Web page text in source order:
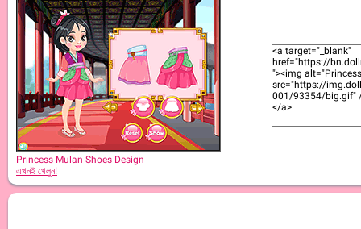
Princess Mulan Shoes Design
এখনই খেলুন!